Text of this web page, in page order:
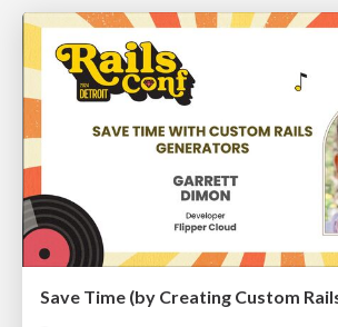
Save Time (by Creating Custom